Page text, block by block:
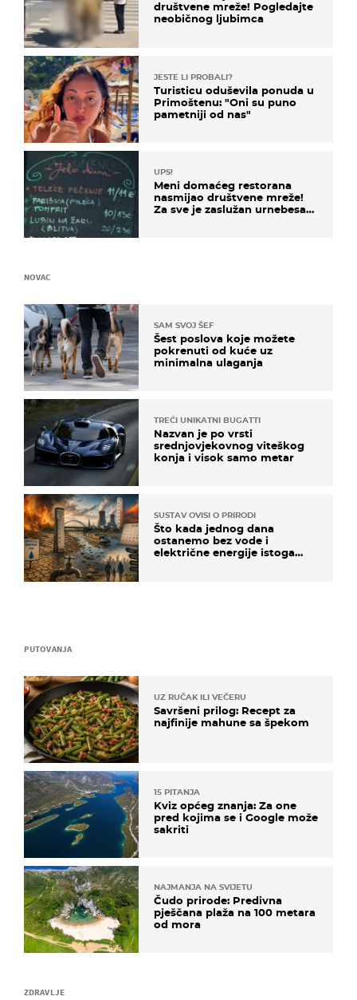
ZDRAVLJE
društvene mreže! Pogledajte
neobičnog ljubimca
JESTE LI PROBALI?
Turisticu oduševila ponuda u
Primoštenu: "Oni su puno
pametniji od nas"
UPS!
Meni domaćeg restorana
nasmijao društvene mreže!
Za sve je zaslužan urnebesan
PUTOVANJA
UZ RUČAK ILI VEČERU
Savršeni prilog: Recept za
najfinije mahune sa špekom
15 PITANJA
Kviz općeg znanja: Za one
pred kojima se i Google može
sakriti
NAJMANJA NA SVIJETU
Čudo prirode: Predivna
pješčana plaža na 100 metara
od mora
NOVAC
SAM SVOJ ŠEF
Šest poslova koje možete
pokrenuti od kuće uz
minimalna ulaganja
TREĆI UNIKATNI BUGATTI
Nazvan je po vrsti
srednjovjekovnog viteškog
konja i visok samo metar
SUSTAV OVISI O PRIRODI
Što kada jednog dana
ostanemo bez vode i
električne energije istoga